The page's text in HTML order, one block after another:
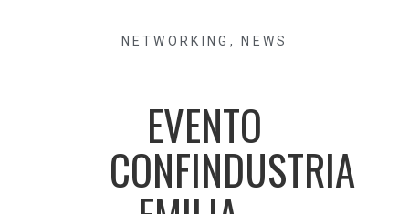
NETWORKING , NEWS
EVENTO
CONFINDUSTRIA